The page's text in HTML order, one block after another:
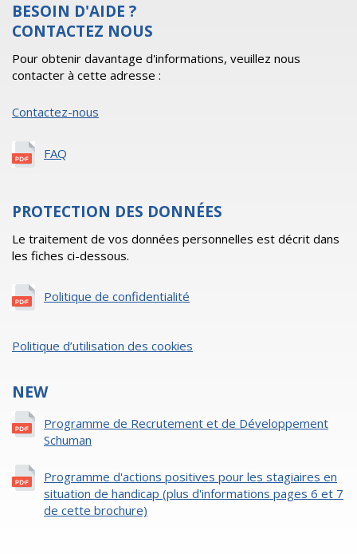
BESOIN D'AIDE ?
CONTACTEZ NOUS
Pour obtenir davantage d'informations, veuillez nous
contacter à cette adresse :
Contactez-nous
FAQ
PROTECTION DES DONNÉES
Le traitement de vos données personnelles est décrit dans
les fiches ci-dessous.
Politique de confidentialité
Politique d’utilisation des cookies
NEW
Programme de Recrutement et de Développement
Schuman
Programme d'actions positives pour les stagiaires en
situation de handicap (plus d'informations pages 6 et 7
de cette brochure)